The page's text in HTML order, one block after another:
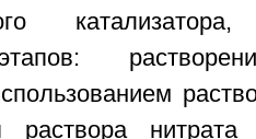
раствора